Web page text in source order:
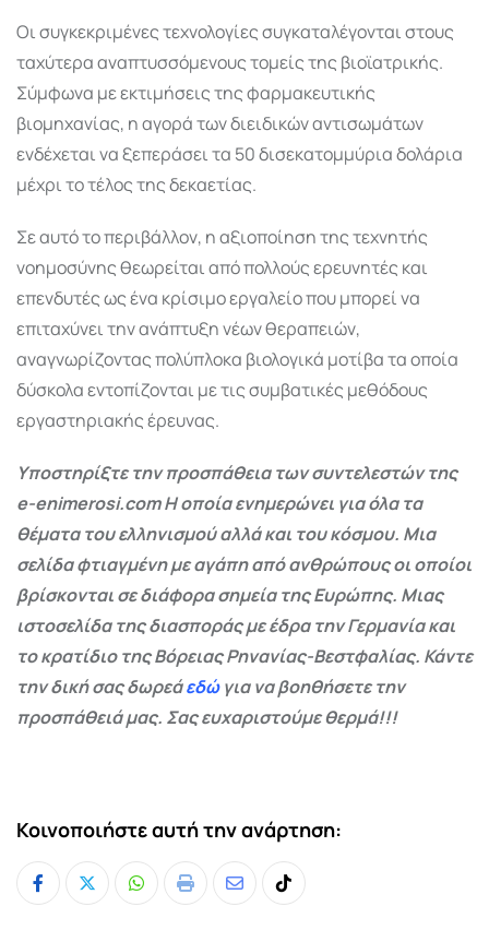
Οι συγκεκριμένες τεχνολογίες συγκαταλέγονται στους
ταχύτερα αναπτυσσόμενους τομείς της βιοϊατρικής.
Σύμφωνα με εκτιμήσεις της φαρμακευτικής
βιομηχανίας, η αγορά των διειδικών αντισωμάτων
ενδέχεται να ξεπεράσει τα 50 δισεκατομμύρια δολάρια
μέχρι το τέλος της δεκαετίας.
Σε αυτό το περιβάλλον, η αξιοποίηση της τεχνητής
νοημοσύνης θεωρείται από πολλούς ερευνητές και
επενδυτές ως ένα κρίσιμο εργαλείο που μπορεί να
επιταχύνει την ανάπτυξη νέων θεραπειών,
αναγνωρίζοντας πολύπλοκα βιολογικά μοτίβα τα οποία
δύσκολα εντοπίζονται με τις συμβατικές μεθόδους
εργαστηριακής έρευνας.
Υποστηρίξτε την προσπάθεια των συντελεστών της
e-enimerosi.com Η οποία ενημερώνει για όλα τα
θέματα του ελληνισμού αλλά και του κόσμου. Μια
σελίδα φτιαγμένη με αγάπη από ανθρώπους οι οποίοι
βρίσκονται σε διάφορα σημεία της Ευρώπης. Μιας
ιστοσελίδα της διασποράς με έδρα την Γερμανία και
το κρατίδιο της Βόρειας Ρηνανίας-Βεστφαλίας. Κάντε
την δική σας δωρεάεδώγια να βοηθήσετε την
προσπάθειά μας. Σας ευχαριστούμε θερμά!!!
Κοινοποιήστε αυτή την ανάρτηση:
Whatsapp
Print
ShareTiktok